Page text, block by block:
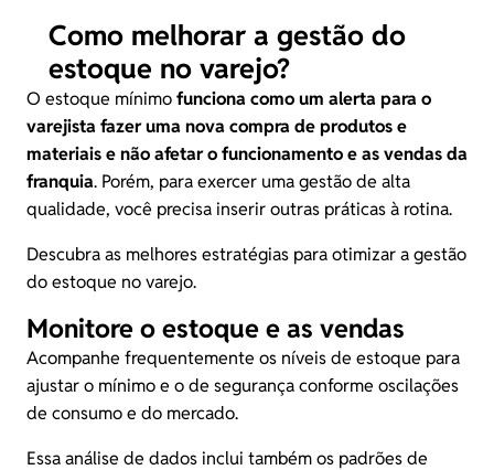
Como melhorar a gestão do
estoque no varejo?
O estoque mínimofunciona como um alerta para o
varejista fazer uma nova compra de produtos e
materiais e não afetar o funcionamento e as vendas da
franquia. Porém, para exercer uma gestão de alta
qualidade, você precisa inserir outras práticas à rotina.
Descubra as melhores estratégias para otimizar a gestão
do estoque no varejo.
Monitore o estoque e as vendas
Acompanhe frequentemente os níveis de estoque para
ajustar o mínimo e o de segurança conforme oscilações
de consumo e do mercado.
Essa análise de dados inclui também os padrões de